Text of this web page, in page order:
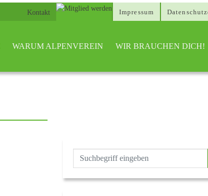
Kontakt Impressum
WARUM ALPENVEREIN WIR BRAUCHEN DICH!